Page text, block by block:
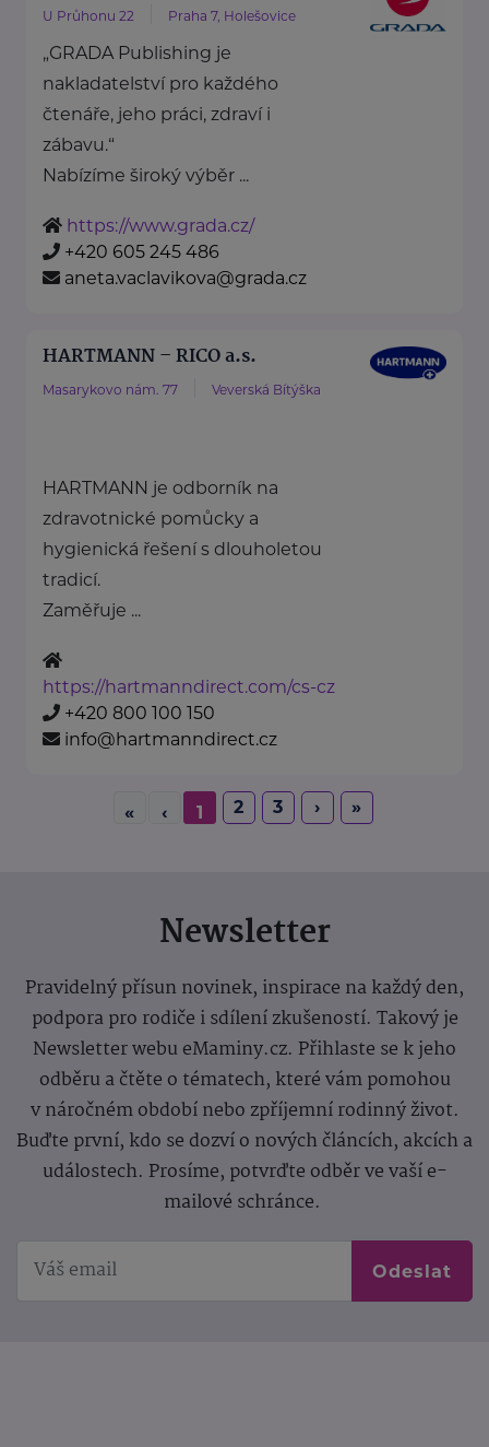
U Průhonu 22 Praha 7, Holešovice
„GRADA Publishing je
nakladatelství pro každého
čtenáře, jeho práci, zdraví i
zábavu.“
Nabízíme široký výběr ...
https://www.grada.cz/
+420 605 245 486
aneta.vaclavikova@grada.cz
HARTMANN – RICO a.s.
Masarykovo nám. 77 Veverská Bítýška
HARTMANN je odborník na
zdravotnické pomůcky a
hygienická řešení s dlouholetou
tradicí.
Zaměřuje ...
https://hartmanndirect.com/cs-cz
+420 800 100 150
info@hartmanndirect.cz
« ‹ 1 2 3 › »
Newsletter
Pravidelný přísun novinek, inspirace na každý den,
podpora pro rodiče i sdílení zkušeností. Takový je
Newsletter webu eMaminy.cz. Přihlaste se k jeho
odběru a čtěte o tématech, které vám pomohou
v náročném období nebo zpříjemní rodinný život.
Buďte první, kdo se dozví o nových článcích, akcích a
událostech. Prosíme, potvrďte odběr ve vaší e-
mailové schránce.
Odeslat